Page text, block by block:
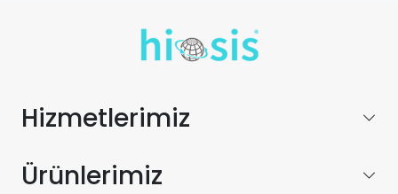
Hizmetlerimiz
Ürünlerimiz